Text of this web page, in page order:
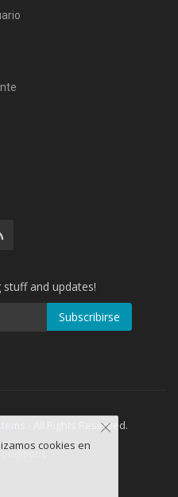
and updates!
Subscribirse
- All Rights Reserved.
cookies en